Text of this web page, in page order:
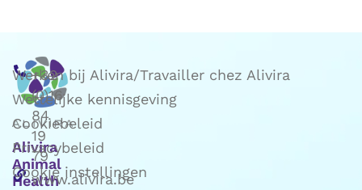
Alivira
Animal
Health
+32
(0)16
84
19
79
www.alivira.be
Werken bij Alivira/Travailler chez Alivira
Wettelijke kennisgeving
Cookiebeleid
Privacybeleid
Cookie instellingen